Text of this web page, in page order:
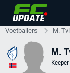
Voetballers M.
M.
Keeper